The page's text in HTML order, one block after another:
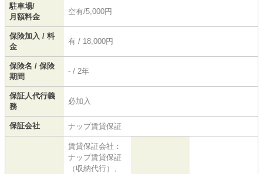
駐車場/
月額料金
空有/5,000円
保険加入 / 料
金
有 / 18,000円
保険名 / 保険
期間
- / 2年
保証人代行義
務
必加入
保証会社 ナップ賃貸保証
賃貸保証会社：
ナップ賃貸保証
（収納代行）、